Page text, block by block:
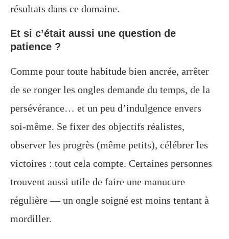
résultats dans ce domaine.
Et si c’était aussi une question de
patience ?
Comme pour toute habitude bien ancrée, arrêter
de se ronger les ongles demande du temps, de la
persévérance… et un peu d’indulgence envers
soi-même. Se fixer des objectifs réalistes,
observer les progrès (même petits), célébrer les
victoires : tout cela compte. Certaines personnes
trouvent aussi utile de faire une manucure
régulière — un ongle soigné est moins tentant à
mordiller.